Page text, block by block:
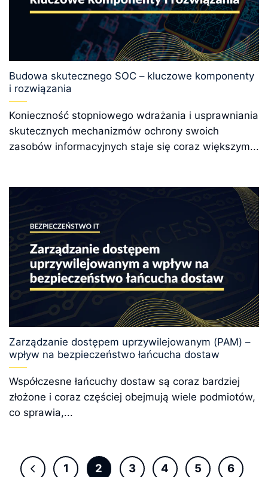
Budowa skutecznego SOC – kluczowe komponenty
i rozwiązania
Konieczność stopniowego wdrażania i usprawniania
skutecznych mechanizmów ochrony swoich
zasobów informacyjnych staje się coraz większym...
Zarządzanie dostępem uprzywilejowanym (PAM) –
wpływ na bezpieczeństwo łańcucha dostaw
Współczesne łańcuchy dostaw są coraz bardziej
złożone i coraz częściej obejmują wiele podmiotów,
co sprawia,...
1 2 3 4 5 6